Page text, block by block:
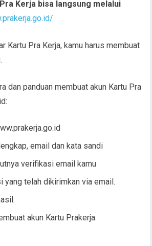
Kerja bisa langsung melalui
Kartu Pra Kerja, kamu harus membuat
dan panduan membuat akun Kartu Pra
email dan kata sandi
verifikasi email kamu
yang telah dikirimkan via email.
akun Kartu Prakerja.